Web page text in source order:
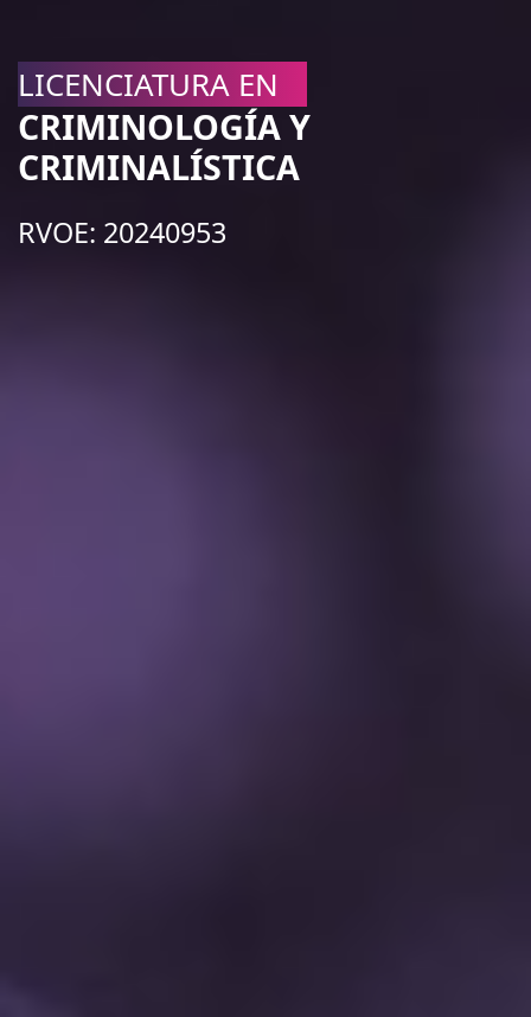
LICENCIATURA EN
CRIMINOLOGÍA Y
CRIMINALÍSTICA
RVOE: 20240953